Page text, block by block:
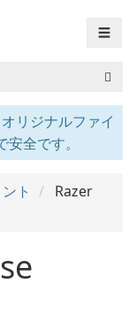
☰
リジナルファイ
全です。
ト
Razer